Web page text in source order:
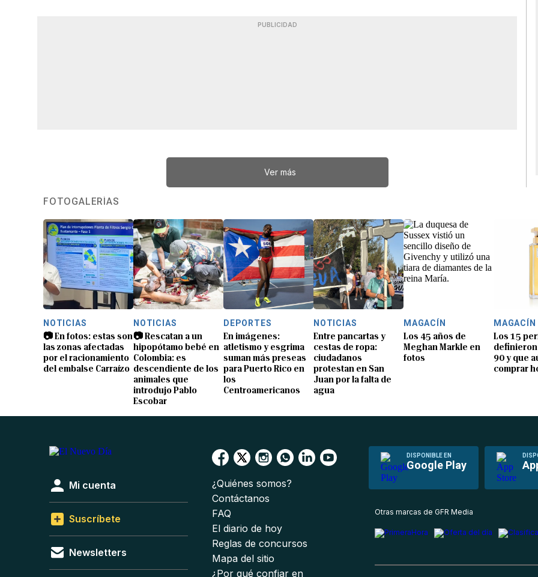
PUBLICIDAD
Ver más
FOTOGALERÍAS
NOTICIAS
📷 En fotos: estas son
las zonas afectadas
por el racionamiento
del embalse Carraízo
NOTICIAS
📷 Rescatan a un
hipopótamo bebé en
Colombia: es
descendiente de los
animales que
introdujo Pablo
Escobar
DEPORTES
En imágenes:
atletismo y esgrima
suman más preseas
para Puerto Rico en
los
Centroamericanos
NOTICIAS
Entre pancartas y
cestas de ropa:
ciudadanos
protestan en San
Juan por la falta de
agua
MAGACÍN
Los 45 años de
Meghan Markle en
fotos
MAGACÍN
Los 15
90 y que
comprar
DISPONIBLE EN
Google Play
Mi cuenta
Suscríbete
Newsletters
¿Quiénes somos?
Contáctanos
FAQ
El diario de hoy
Reglas de concursos
Mapa del sitio
¿Por qué confiar en
Otras marcas de GFR Media